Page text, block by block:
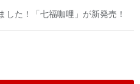
した！「七福咖哩」が新発売！